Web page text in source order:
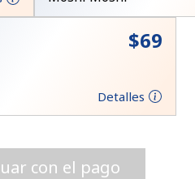
⁦$69⁩
Detalles
con el pago